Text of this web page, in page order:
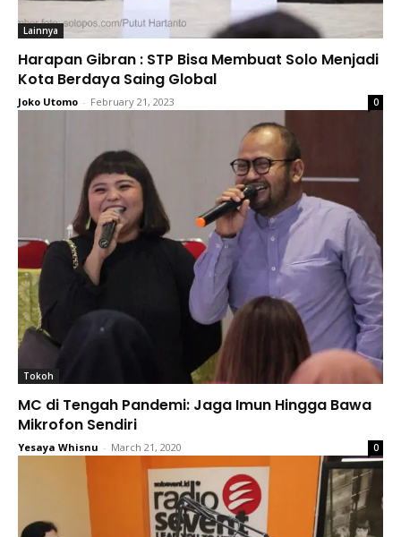
Lainnya
Harapan Gibran : STP Bisa Membuat Solo Menjadi
Kota Berdaya Saing Global
Joko Utomo - February 21, 2023 0
Tokoh
MC di Tengah Pandemi: Jaga Imun Hingga Bawa
Mikrofon Sendiri
Yesaya Whisnu - March 21, 2020 0